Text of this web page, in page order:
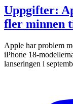
Uppgifter:
fler minnen
Apple har problem
iPhone 18-
lanseringen i